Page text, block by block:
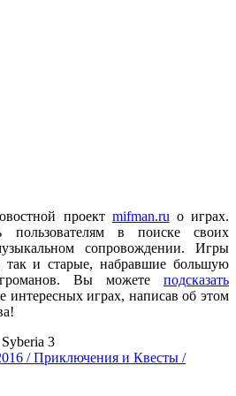
сайте игровые новости для
в той или иной форме
индустрией в целом.
Garry's Mod
игру Garry's Mod. Много
проект mifman.ru о играх.
пользователям в поиске своих
сопровождении. Игры
так и старые, набравшие большую
Вы можете подсказать
интересных играх, написав об этом
Syberia 3
/ Приключения и Квесты /